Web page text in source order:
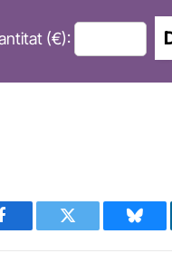
(€):
Facebook Twitter